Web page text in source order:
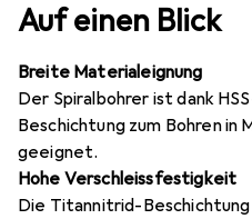
Auf einen Blick
Breite Materialeignung
Der Spiralbohrer ist dank
Beschichtung zum Bohren
geeignet.
Hohe Verschleissfestigkeit
Die Titannitrid-